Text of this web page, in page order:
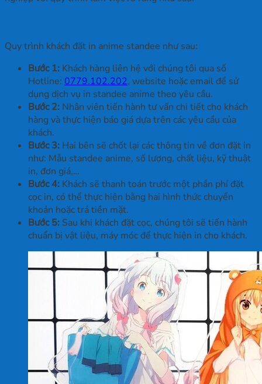
Quy trình khách đặt in anime standee như sau:
Bước 1: Khách hàng liên hệ với chúng tôi qua số
Hotline: 0779.102.202, website hoặc email để sử
dụng dịch vụ in standee anime theo yêu cầu.
Bước 2: Nhân viên tiến hành tư vấn chi tiết cho khách
hàng và thực hiện báo giá dựa trên các yêu cầu của
khách.
Bước 3: Hai bên sẽ chốt lại các thông tin về đơn đặt in
như: Mẫu standee anime, số lượng, chất liệu, kỹ thuật
in, đơn giá,…
Bước 4: Khách sẽ thanh toán trước một phần phí đặt
cọc in, có thể thực hiện bằng hai hình thức chuyển
khoản hoặc trả tiền mặt.
Bước 5: Sau khi khách đặt cọc, chúng tôi sẽ tiến hành
chuẩn bị vật liệu, máy móc để thực hiện in cho khách.